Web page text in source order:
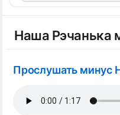
Наша Рэчанька
Прослушать минус